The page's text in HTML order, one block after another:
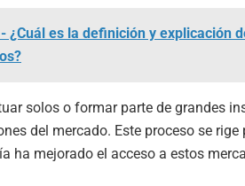
¿Cuál es la definición y explicación
solos o formar parte de grandes
del mercado. Este proceso se rige
ha mejorado el acceso a estos